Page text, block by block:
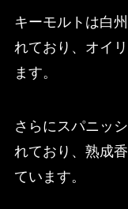
キーモルトは白
れており、オイ
ます。
さらにスパニッ
れており、熟成
ています。